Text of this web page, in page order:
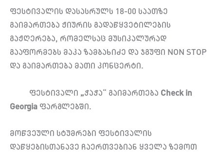
ფესტივალის დასასრულს 18-00 საათზე
გაიმართება ჟიურის გადაწყვეტილების
გაჟღერება, რომელსაც მუსიკალურად
გააფორმებს მაკა ზამბახიძე და ჯგუფი NON STOP
და გაიმართება მათი კონცერტი.
ფესტივალი „ჭაჭა“ გაიმართება Check in
Georgia ფარგლებში.
მოწვეული სტუმრები ფესტივალის
დაწყებისთანავე ჩაერთვებიან ყველა ზემოთ